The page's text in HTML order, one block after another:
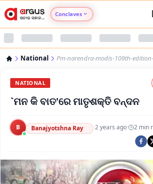
Conclaves
Argus Swaad Odisha
Argus Chalo Dekhein
National Pm-narendra-modis-109th-
NATIONAL
`ମନ କି ବାତ'ରେ ମାତୃଶକ୍ତି ବନ୍ଦନ
B Banajyotshna Ray ·2 years ago· 2 min